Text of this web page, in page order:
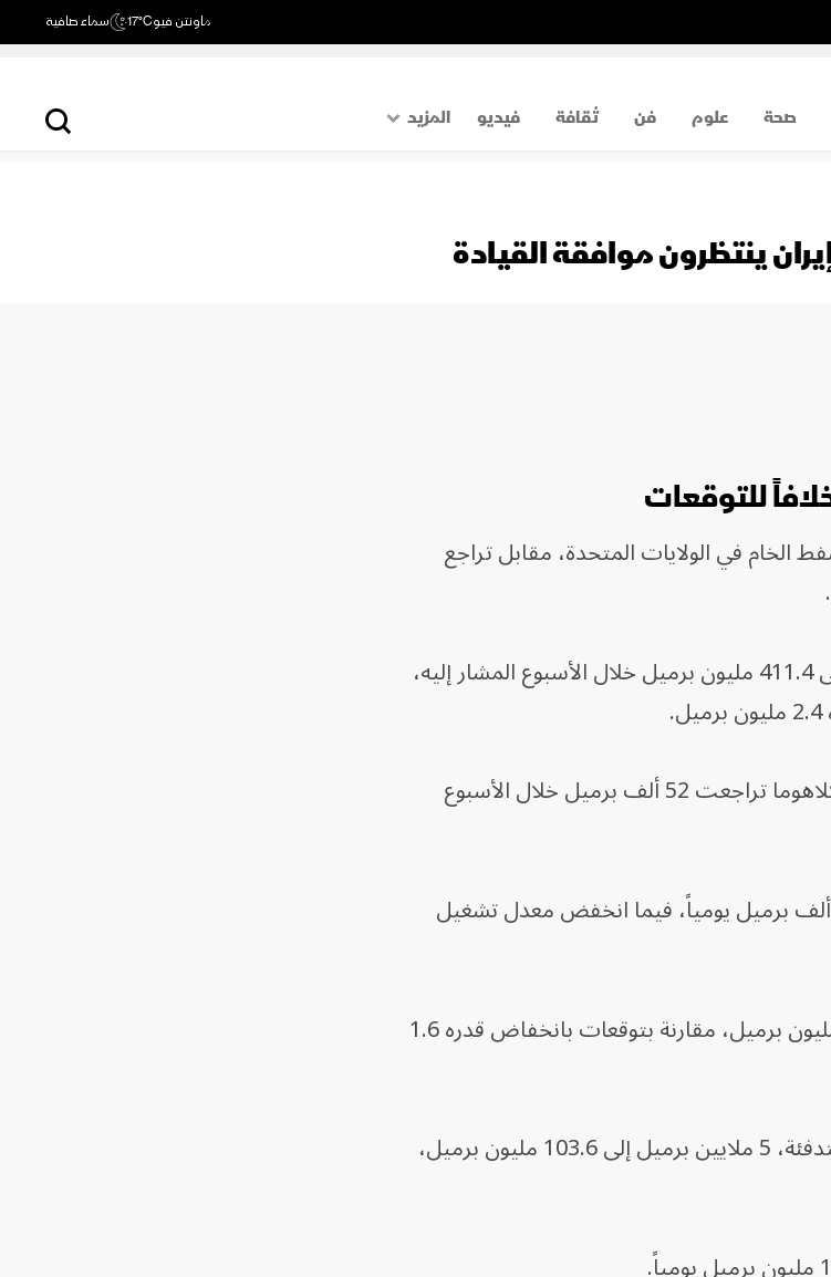
ماونتن فيو17°C سماء صافية
صحة علوم فن ثقافة فيديو
المزيد
ينتظرون موافقة القيادة
الخام في الولايات المتحدة، مقابل تراجع
وقالت الإدارة إن مخزونات الخام ارتفعت بمقدار 3 ملايين برميل إلى 411.4 مليون برميل خلال الأسبوع المشار إليه،
وأضافت أن مخزونات الخام في مركز التسليم في كاشينج بولاية أوكلاهوما تراجعت 52 ألف برميل خلال الأسبوع
وأظهرت البيانات أن استهلاك مصافي التكرير من الخام ارتفع 172 ألف برميل يومياً، فيما انخفض معدل تشغيل
وتراجعت مخزونات البنزين الأميركية 1.9 مليون برميل إلى 212.1 مليون برميل، مقارنة بتوقعات بانخفاض قدره 1.6
كما انخفضت مخزونات نواتج التقطير، التي تشمل الديزل وزيت التدفئة، 5 ملايين برميل إلى 103.6 مليون برميل،